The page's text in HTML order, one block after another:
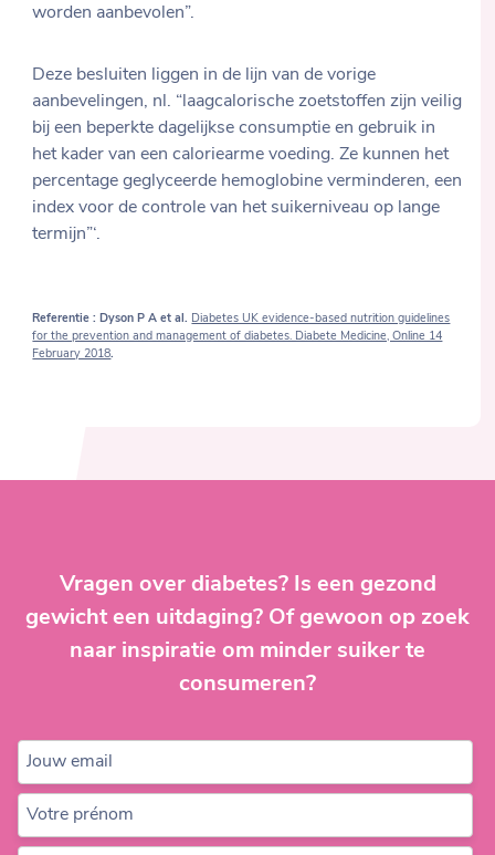
worden aanbevolen”.
Deze besluiten liggen in de lijn van de vorige
aanbevelingen, nl. “laagcalorische zoetstoffen zijn veilig
bij een beperkte dagelijkse consumptie en gebruik in
het kader van een caloriearme voeding. Ze kunnen het
percentage geglyceerde hemoglobine verminderen, een
index voor de controle van het suikerniveau op lange
termijn”‘.
Referentie : Dyson P A et al. Diabetes UK evidence-based nutrition guidelines
for the prevention and management of diabetes. Diabete Medicine, Online 14
February 2018.
Vragen over diabetes? Is een gezond
gewicht een uitdaging? Of gewoon op zoek
naar inspiratie om minder suiker te
consumeren?
Jouw email
Votre prénom